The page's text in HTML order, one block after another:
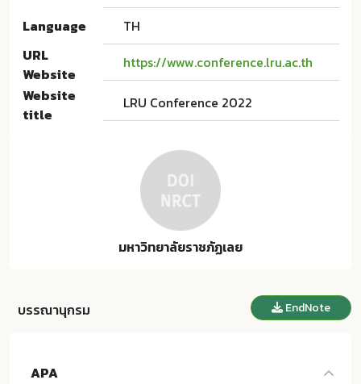
Language
TH
URL
Website
https://www.conference.lru.ac.th
Website
title
LRU Conference 2022
มหาวิทยาลัยราชภัฏเลย
บรรณานุกรม EndNote
APA